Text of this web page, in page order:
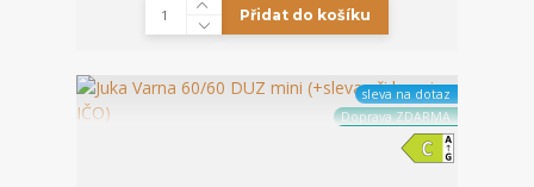
Přidat do košíku
sleva na dotaz
Doprava ZDARMA